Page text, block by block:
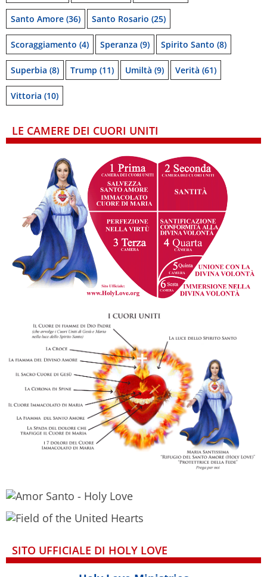
Santo Amore (36) Santo Rosario (25)
Scoraggiamento (4) Speranza (9) Spirito Santo (8)
Superbia (8) Trump (11) Umiltà (9) Verità (61)
Vittoria (10)
LE CAMERE DEI CUORI UNITI
SITO UFFICIALE DI HOLY LOVE